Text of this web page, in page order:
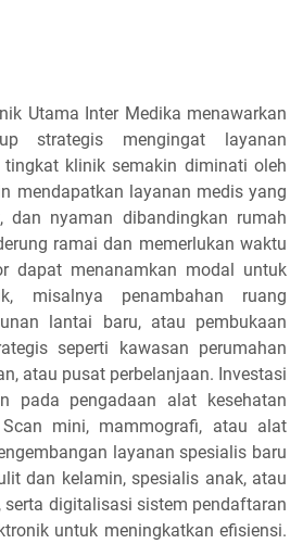
Utama Inter Medika menawarkan
strategis mengingat layanan
tingkat klinik semakin diminati oleh
mendapatkan layanan medis yang
dan nyaman dibandingkan rumah
ramai dan memerlukan waktu
dapat menanamkan modal untuk
misalnya penambahan ruang
lantai baru, atau pembukaan
seperti kawasan perumahan
atau pusat perbelanjaan. Investasi
pada pengadaan alat kesehatan
mini, mammografi, atau alat
layanan spesialis baru
dan kelamin, spesialis anak, atau
digitalisasi sistem pendaftaran
untuk meningkatkan efisiensi.